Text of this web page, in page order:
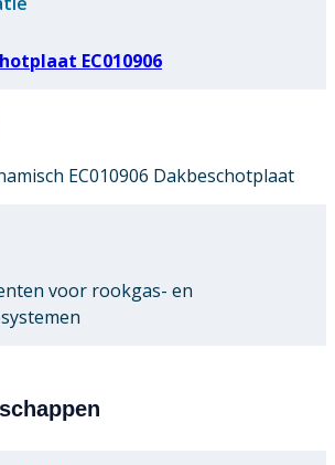
EC010906
EC010906 Dakbeschotplaat
voor rookgas- en